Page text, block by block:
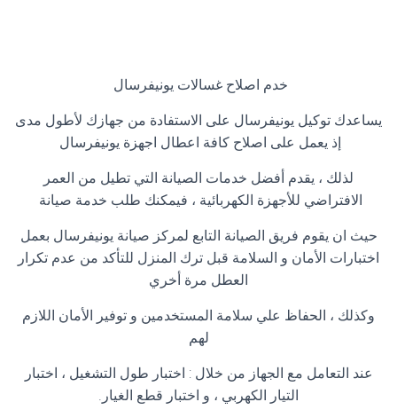
خدم اصلاح غسالات يونيفرسال
يساعدك توكيل يونيفرسال على الاستفادة من جهازك لأطول مدى
إذ يعمل على اصلاح كافة اعطال اجهزة يونيفرسال
لذلك ، يقدم أفضل خدمات الصيانة التي تطيل من العمر
الافتراضي للأجهزة الكهربائية ، فيمكنك طلب خدمة صيانة
حيث ان يقوم فريق الصيانة التابع لمركز صيانة يونيفرسال بعمل
اختبارات الأمان و السلامة قبل ترك المنزل للتأكد من عدم تكرار
العطل مرة أخري
وكذلك ، الحفاظ علي سلامة المستخدمين و توفير الأمان اللازم
لهم
عند التعامل مع الجهاز من خلال : اختبار طول التشغيل ، اختبار
التيار الكهربي ، و اختبار قطع الغيار